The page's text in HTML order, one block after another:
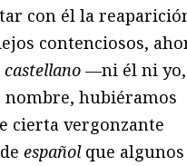
con él la
contenciosos,
castellano —ni él ni
nombre, hubiéramos
cierta vergonzante
españolque algunos